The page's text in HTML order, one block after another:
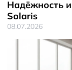
Надёжность и
Solaris
08.07.2026